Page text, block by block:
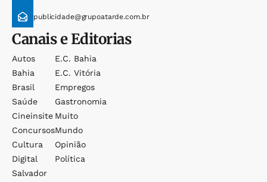
publicidade@grupoatarde.com.br
Canais e Editorias
Autos
Bahia
Brasil
Saúde
Cineinsite
Concursos
Cultura
Digital
Salvador
E.c. Bahia
E.c. Vitória
Empregos
Gastronomia
Muito
Mundo
Opinião
Política